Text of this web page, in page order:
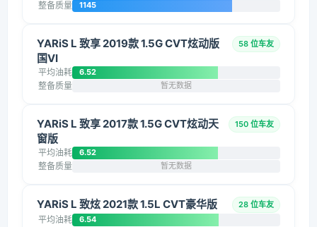
整备质量 1145
YARiS L 致享 2019款 1.5G CVT炫动版
国VI
58 位车友
平均油耗 6.52
整备质量 暂无数据
YARiS L 致享 2017款 1.5G CVT炫动天
窗版
150 位车友
平均油耗 6.52
整备质量 暂无数据
YARiS L 致炫 2021款 1.5L CVT豪华版 28 位车友
平均油耗 6.54